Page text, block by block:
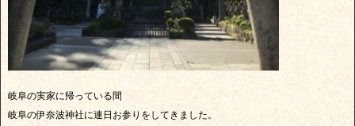
岐阜の実家に帰っている間
岐阜の伊奈波神社に連日お参りをしてきました。